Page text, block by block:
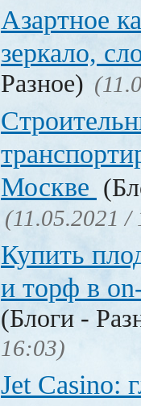
Азартное
зеркало,
Разное)
Москве
(11.05.2021 /
Купить
и торф в
(Блоги -
16:03)
Jet Сasino: